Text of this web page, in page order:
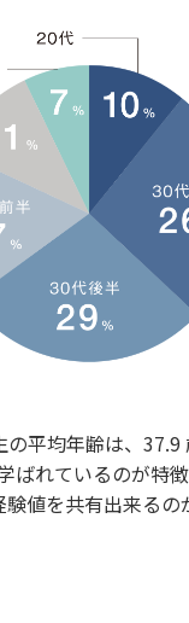
平均年齢は、37.9
ばれているのが特
値を共有出来るの